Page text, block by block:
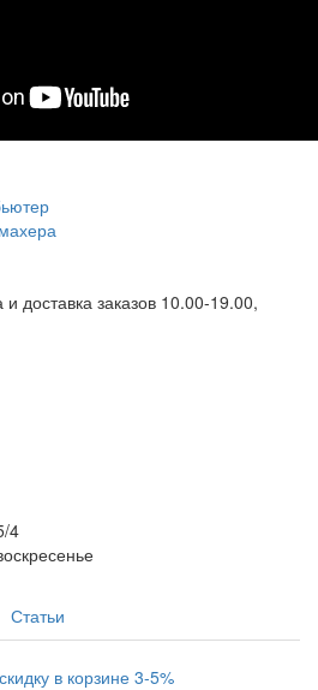
и доставка заказов 10.00-19.00,
4
Статьи
в корзине 3-5%